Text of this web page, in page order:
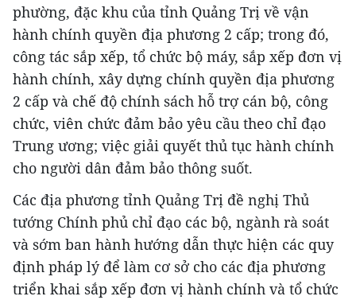
phường, đặc khu của tỉnh Quảng Trị về vận
hành chính quyền địa phương 2 cấp; trong đó,
công tác sắp xếp, tổ chức bộ máy, sắp xếp đơn vị
hành chính, xây dựng chính quyền địa phương
2 cấp và chế độ chính sách hỗ trợ cán bộ, công
chức, viên chức đảm bảo yêu cầu theo chỉ đạo
Trung ương; việc giải quyết thủ tục hành chính
cho người dân đảm bảo thông suốt.
Các địa phương tỉnh Quảng Trị đề nghị Thủ
tướng Chính phủ chỉ đạo các bộ, ngành rà soát
và sớm ban hành hướng dẫn thực hiện các quy
định pháp lý để làm cơ sở cho các địa phương
triển khai sắp xếp đơn vị hành chính và tổ chức